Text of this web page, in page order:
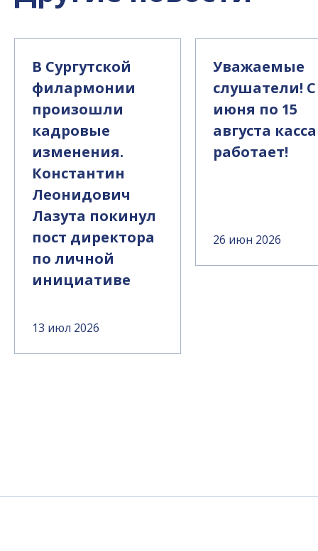
В Сургутской
филармонии
произошли
кадровые
изменения.
Константин
Леонидович
Лазута покинул
пост директора
по личной
инициативе
13 июл 2026
Уважаемые
слушатели! С
июня по 15
августа
работает!
26 июн 2026